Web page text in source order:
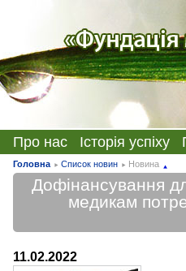
Про нас Історія успіху
Головна Список новин Новина
Дофінансування
медикам
11.02.2022